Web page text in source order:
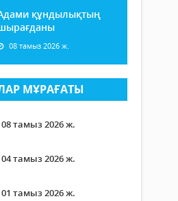
құндылықтың
08 тамыз 2026 ж.
МҰРАҒАТЫ
08 тамыз 2026 ж.
04 тамыз 2026 ж.
01 тамыз 2026 ж.